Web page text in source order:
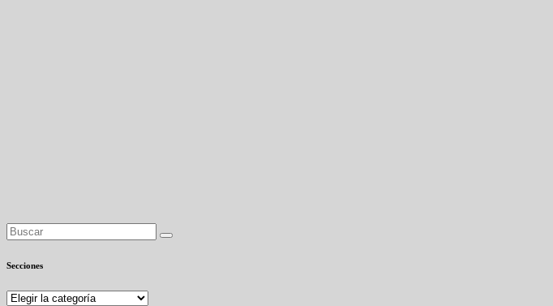
Secciones
Secciones